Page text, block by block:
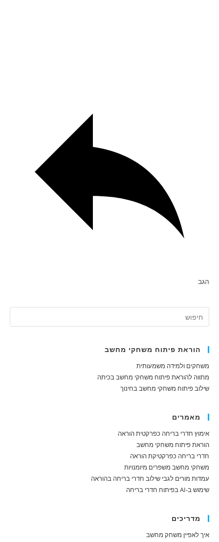
הגב
הוראת פיתוח משחקי מחשב
משחקים ולמידה משמעותית
מתווה להוראת פיתוח משחקי מחשב בכיתה
שילוב פיתוח משחקי מחשב בחינוך
מאמרים
אימוץ חדרי בריחה כפרקטית הוראה
הוראת פיתוח משחקי מחשב
חדרי בריחה כפרקטיקת הוראה
משחקי מחשב משפרים מיומנויות
עמדות מורים לגבי שילוב חדרי בריחה בהוראה
שימוש ב-AI בפיתוח חדרי בריחה
מדריכים
איך לאפיין משחק מחשב